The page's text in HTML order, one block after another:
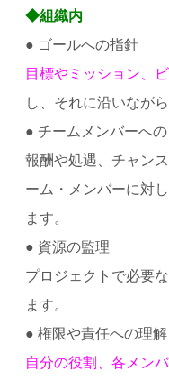
◆組織内
● ゴールへの指針
目標やミッション、
し、それに沿いなが
● チームメンバーへ
報酬や処遇、チャン
ーム・メンバーに対
ます。
● 資源の監理
プロジェクトで必要な
ます。
● 権限や責任への理解
自分の役割、各メン